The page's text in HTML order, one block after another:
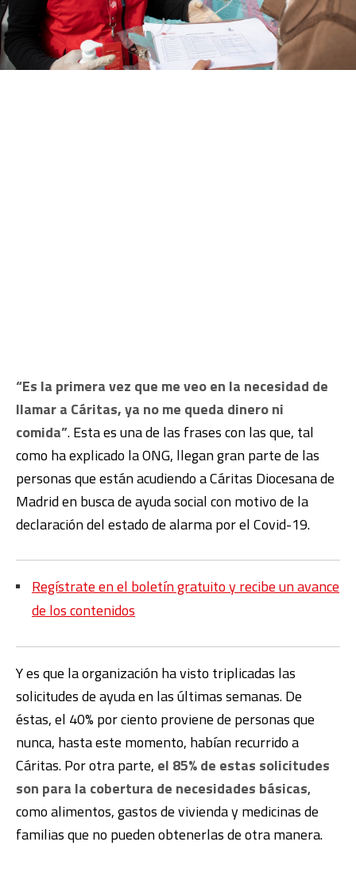
“Es la primera vez que me veo en la necesidad de
llamar a Cáritas, ya no me queda dinero ni
comida”. Esta es una de las frases con las que, tal
como ha explicado la ONG, llegan gran parte de las
personas que están acudiendo a Cáritas Diocesana de
Madrid en busca de ayuda social con motivo de la
declaración del estado de alarma por el Covid-19.
Regístrate en el boletín gratuito y recibe un avance
de los contenidos
Y es que la organización ha visto triplicadas las
solicitudes de ayuda en las últimas semanas. De
éstas, el 40% por ciento proviene de personas que
nunca, hasta este momento, habían recurrido a
Cáritas. Por otra parte, el 85% de estas solicitudes
son para la cobertura de necesidades básicas,
como alimentos, gastos de vivienda y medicinas de
familias que no pueden obtenerlas de otra manera.